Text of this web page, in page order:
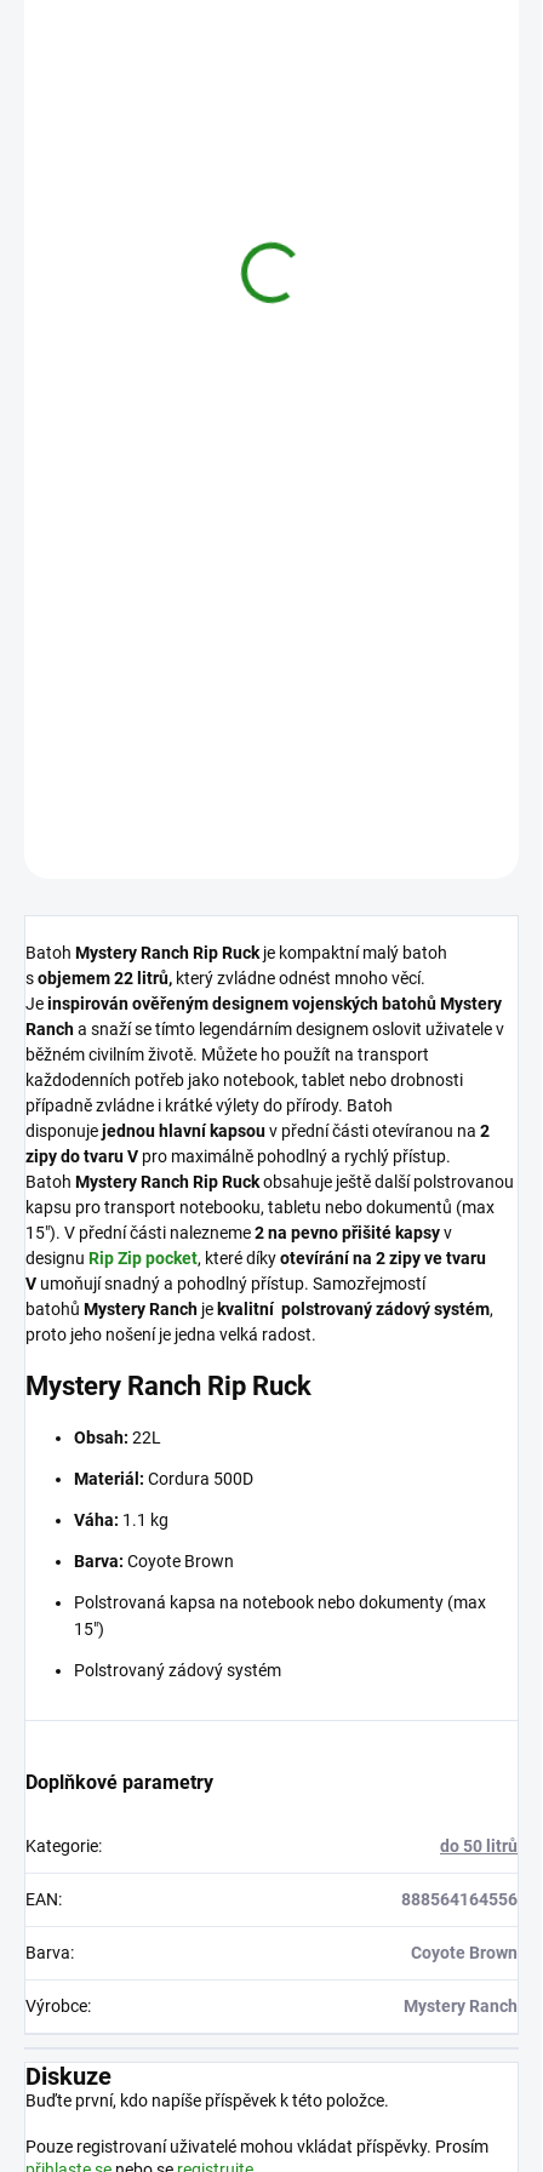
Batoh Mystery Ranch Rip Ruckje kompaktní malý batoh
sobjemem 22 litrů, který zvládne odnést mnoho věcí.
Jeinspirován ověřeným designem vojenských batohů Mystery
Rancha snaží se tímto legendárním designem oslovit uživatele v
běžném civilním životě. Můžete ho použít na transport
každodenních potřeb jako notebook, tablet nebo drobnosti
případně zvládne i krátké výlety do přírody. Batoh
disponujejednou hlavní kapsouv přední části otevíranou na 2
zipy do tvaru V pro maximálně pohodlný a rychlý přístup.
Batoh Mystery Ranch Rip Ruckobsahuje ještě další polstrovanou
kapsu pro transport notebooku, tabletu nebo dokumentů (max
15"). V přední části nalezneme2 na pevno přišité kapsyv
designu Rip Zip pocket, které díkyotevírání na 2 zipy ve tvaru
V umoňují snadný a pohodlný přístup. Samozřejmostí
batohů Mystery Ranch je kvalitní polstrovaný zádový systém,
proto jeho nošení je jedna velká radost.
Mystery Ranch Rip Ruck
Obsah: 22L
Materiál: Cordura 500D
Váha: 1.1 kg
Barva: Coyote Brown
Polstrovaná kapsa na notebook nebo dokumenty (max
15")
Polstrovaný zádový systém
Doplňkové parametry
Kategorie: do 50 litrů
EAN: 888564164556
Barva: Coyote Brown
Výrobce: Mystery Ranch
Diskuze
Buďte první, kdo napíše příspěvek k této položce.
Pouze registrovaní uživatelé mohou vkládat příspěvky. Prosím